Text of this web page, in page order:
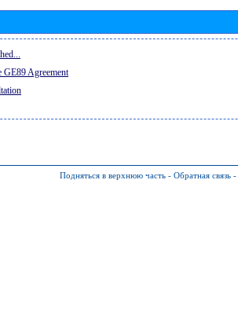
GE89 Agreement
Подняться в верхнюю часть - Обратная связь -